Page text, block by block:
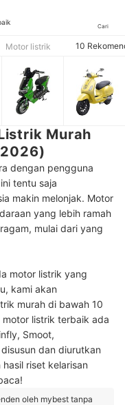
Cari
Motor listrik 10
Murah
dengan pengguna
tentu saja
makin melonjak. Motor
yang lebih ramah
mulai dari yang
motor listrik yang
kami akan
murah di bawah 10
listrik terbaik ada
Smoot,
dan diurutkan
riset kelarisan
oleh mybest tanpa